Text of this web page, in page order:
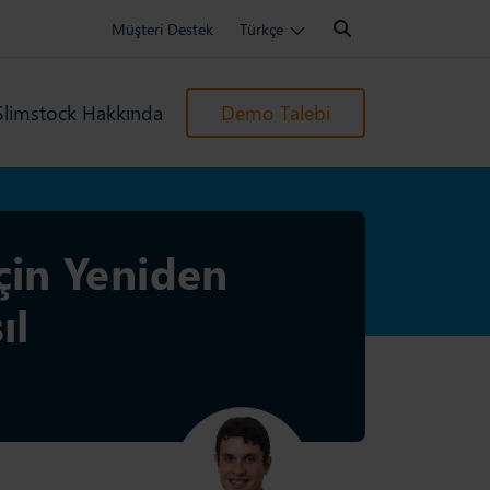
Müşteri Destek Türkçe
Search:
Hakkında Demo Talebi
Yeniden